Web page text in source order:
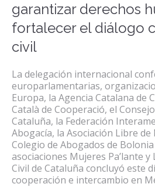
garantizar derechos
fortalecer el diálogo
civil
La delegación internacional
europarlamentarias,
Europa, la Agencia Catalana de
Català de Cooperació, el
Cataluña, la Federación
Abogacía, la Asociación Libre
Colegio de Abogados de
asociaciones Mujeres Pa’lante y
Civil de Cataluña concluyó este
cooperación e intercambio en